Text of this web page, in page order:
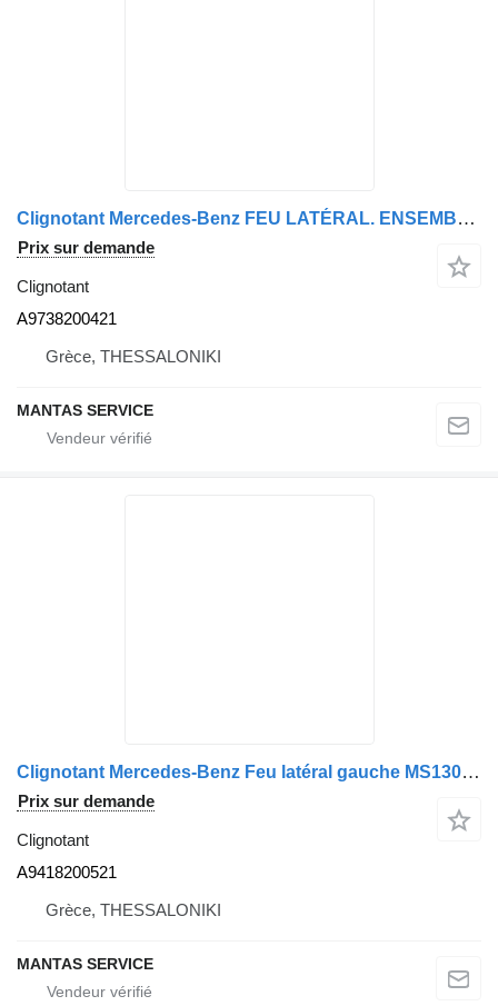
Clignotant Mercedes-Benz FEU LATÉRAL. ENSEMBLE. ECE. DROIT MS130384 - PIÈCE DE RECHANGE A9738200421 pour camion
Prix sur demande
Clignotant
A9738200421
Grèce, THESSALONIKI
MANTAS SERVICE
Clignotant Mercedes-Benz Feu latéral gauche MS130359 - Pièces de rechange A9418200521 pour camion
Prix sur demande
Clignotant
A9418200521
Grèce, THESSALONIKI
MANTAS SERVICE